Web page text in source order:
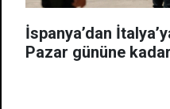
İspanya’dan
Pazar gününe